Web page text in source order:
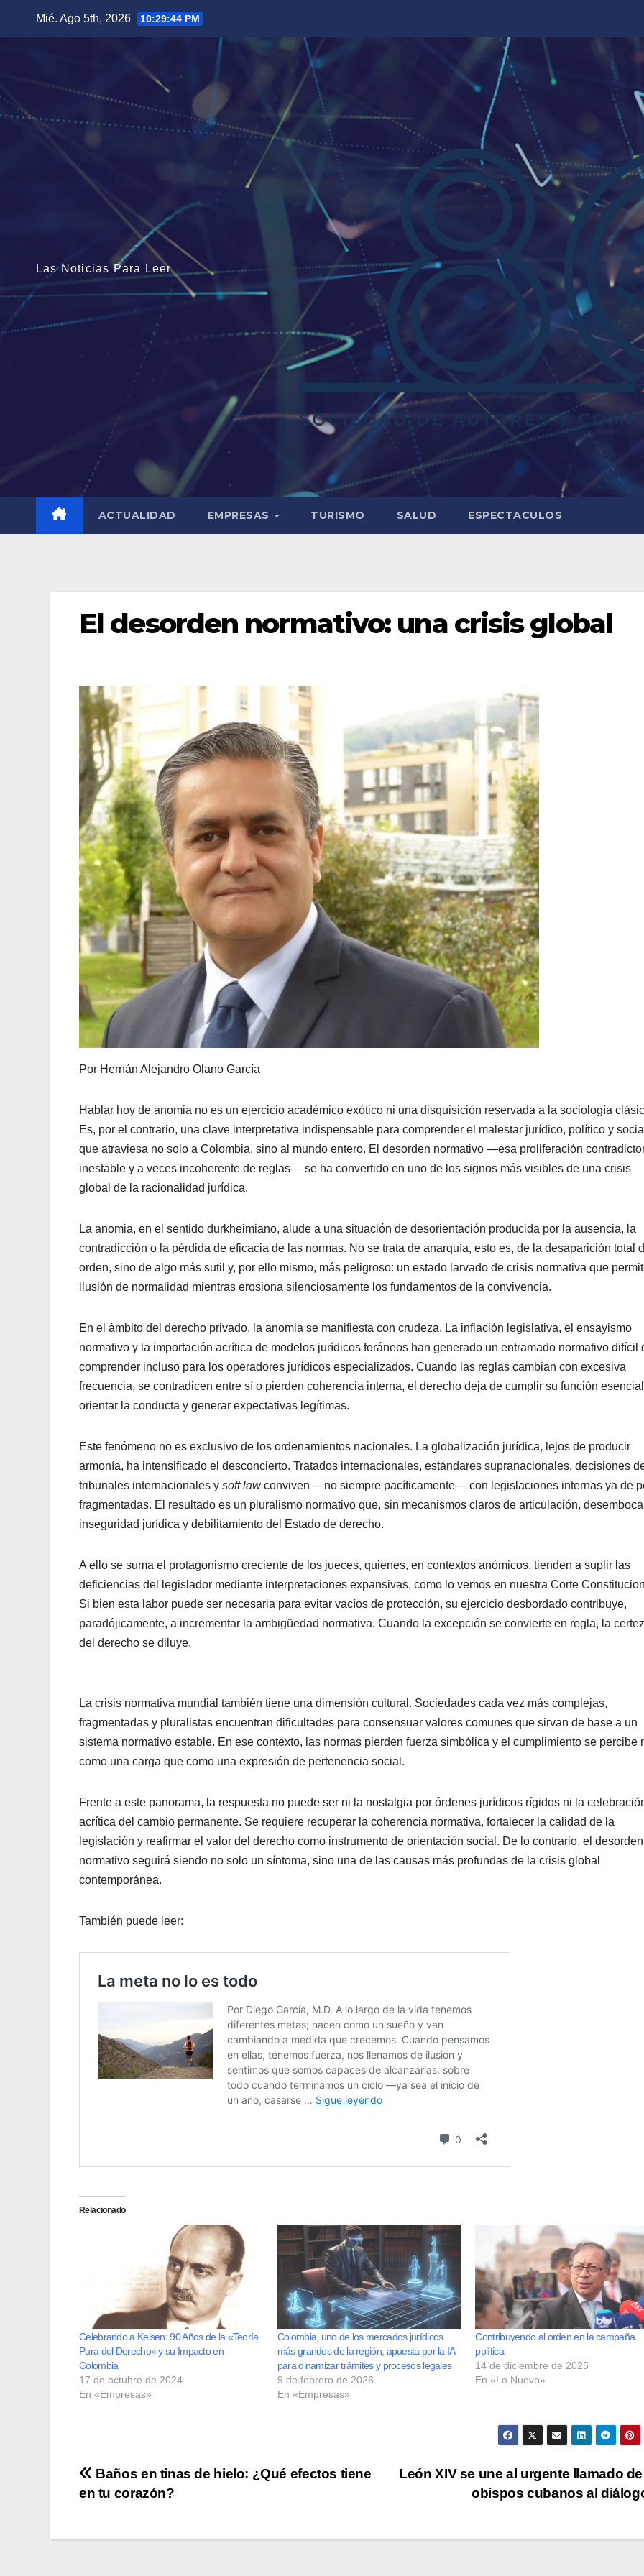
Mié. Ago 5th, 2026 10:29:45 PM
Las Noticias Para Leer
ACTUALIDAD EMPRESAS TURISMO SALUD ESPECTACULOS
El desorden normativo: una crisis global
Por Hernán Alejandro Olano García
Hablar hoy de anomia no es un ejercicio académico exótico ni una disquisición reservada a la sociología
Es, por el contrario, una clave interpretativa indispensable para comprender el malestar jurídico, político y social
que atraviesa no solo a Colombia, sino al mundo entero. El desorden normativo —esa proliferación
inestable y a veces incoherente de reglas— se ha convertido en uno de los signos más visibles de una crisis
global de la racionalidad jurídica.
La anomia, en el sentido durkheimiano, alude a una situación de desorientación producida por la ausencia, la
contradicción o la pérdida de eficacia de las normas. No se trata de anarquía, esto es, de la desaparición total
orden, sino de algo más sutil y, por ello mismo, más peligroso: un estado larvado de crisis normativa que
ilusión de normalidad mientras erosiona silenciosamente los fundamentos de la convivencia.
En el ámbito del derecho privado, la anomia se manifiesta con crudeza. La inflación legislativa, el ensayismo
normativo y la importación acrítica de modelos jurídicos foráneos han generado un entramado normativo difícil
comprender incluso para los operadores jurídicos especializados. Cuando las reglas cambian con excesiva
frecuencia, se contradicen entre sí o pierden coherencia interna, el derecho deja de cumplir su función
orientar la conducta y generar expectativas legítimas.
Este fenómeno no es exclusivo de los ordenamientos nacionales. La globalización jurídica, lejos de producir
armonía, ha intensificado el desconcierto. Tratados internacionales, estándares supranacionales, decisiones
tribunales internacionales y soft lawconviven —no siempre pacíficamente— con legislaciones internas ya de
fragmentadas. El resultado es un pluralismo normativo que, sin mecanismos claros de articulación,
inseguridad jurídica y debilitamiento del Estado de derecho.
A ello se suma el protagonismo creciente de los jueces, quienes, en contextos anómicos, tienden a suplir las
deficiencias del legislador mediante interpretaciones expansivas, como lo vemos en nuestra Corte
Si bien esta labor puede ser necesaria para evitar vacíos de protección, su ejercicio desbordado contribuye,
paradójicamente, a incrementar la ambigüedad normativa. Cuando la excepción se convierte en regla, la
del derecho se diluye.
La crisis normativa mundial también tiene una dimensión cultural. Sociedades cada vez más complejas,
fragmentadas y pluralistas encuentran dificultades para consensuar valores comunes que sirvan de base a un
sistema normativo estable. En ese contexto, las normas pierden fuerza simbólica y el cumplimiento se percibe
como una carga que como una expresión de pertenencia social.
Frente a este panorama, la respuesta no puede ser ni la nostalgia por órdenes jurídicos rígidos ni la
acrítica del cambio permanente. Se requiere recuperar la coherencia normativa, fortalecer la calidad de la
legislación y reafirmar el valor del derecho como instrumento de orientación social. De lo contrario, el desorden
normativo seguirá siendo no solo un síntoma, sino una de las causas más profundas de la crisis global
contemporánea.
También puede leer:
Relacionado
Celebrando a Kelsen: 90 Años de la «Teoría
Pura del Derecho» y su Impacto en
Colombia
17 de octubre de 2024
En «Empresas»
Colombia, uno de los mercados jurídicos
más grandes de la región, apuesta por la IA
para dinamizar trámites y procesos legales
9 de febrero de 2026
En «Empresas»
Contribuyendo al orden en la campaña
política
14 de diciembre de 2025
En «Lo Nuevo»
Navegación
entradas
León XIV se une al urgente llamado
obispos cubanos al
Baños en tinas de hielo: ¿Qué efectos tiene
en tu corazón?